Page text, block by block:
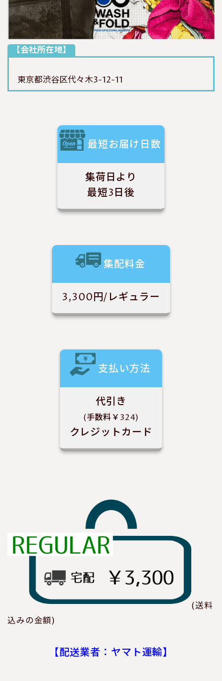
【会社所在地】
東京都渋谷区代々木3-12-11
最短お届け日数
集荷日より
最短3日後
集配料金
3,300円/レギュラー
支払い方法
代引き
(手数料￥324)
クレジットカード
(送料
込みの金額)
【配送業者：ヤマト運輸】